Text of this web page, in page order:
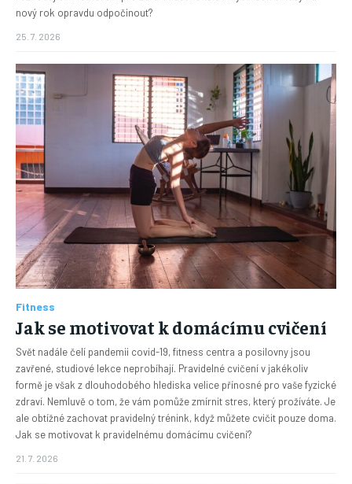
nový rok opravdu odpočinout?
25. 7. 2026
Fitness
Jak se motivovat k domácímu cvičení
Svět nadále čelí pandemii covid-19, fitness centra a posilovny jsou
zavřené, studiové lekce neprobíhají. Pravidelné cvičení v jakékoliv
formě je však z dlouhodobého hlediska velice přínosné pro vaše fyzické
zdraví. Nemluvě o tom, že vám pomůže zmírnit stres, který prožíváte. Je
ale obtížné zachovat pravidelný trénink, když můžete cvičit pouze doma.
Jak se motivovat k pravidelnému domácímu cvičení?
21. 7. 2026